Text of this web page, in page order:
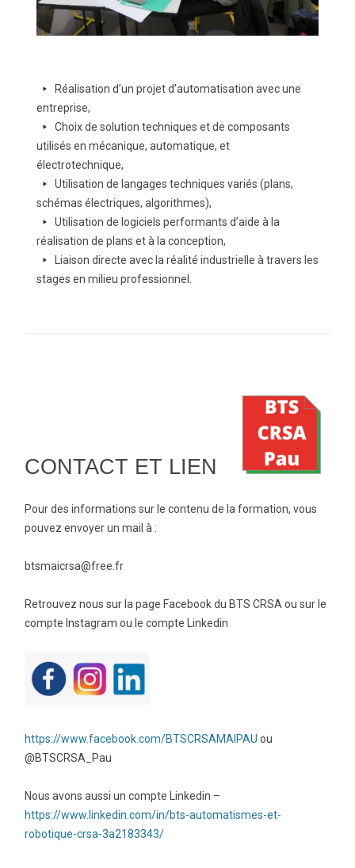
arrow-
right
Réalisation d’un projet d’automatisation avec une
entreprise,
arrow-
right
Choix de solution techniques et de composants
utilisés en mécanique, automatique, et
électrotechnique,
arrow-
right
Utilisation de langages techniques variés (plans,
schémas électriques, algorithmes),
arrow-
right
Utilisation de logiciels performants d’aide à la
réalisation de plans et à la conception,
arrow-
right
Liaison directe avec la réalité industrielle à travers les
stages en milieu professionnel.
CONTACT ET LIEN
Pour des informations sur le contenu de la formation, vous
pouvez envoyer un mail à :
btsmaicrsa@free.fr
Retrouvez nous sur la page Facebook du BTS CRSA ou sur le
compte Instagram ou le compte Linkedin
https://www.facebook.com/BTSCRSAMAIPAU ou
@BTSCRSA_Pau
Nous avons aussi un compte Linkedin –
https://www.linkedin.com/in/bts-automatismes-et-
robotique-crsa-3a2183343/